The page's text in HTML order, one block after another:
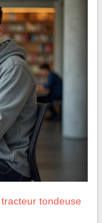
tondeuse